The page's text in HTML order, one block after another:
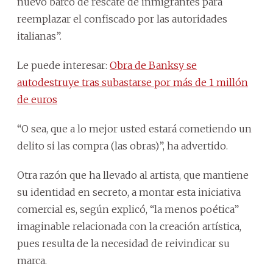
reemplazar el confiscado por las autoridades
italianas”.
Le puede interesar: Obra de Banksy se
autodestruye tras subastarse por más de 1 millón
de euros
“O sea, que a lo mejor usted estará cometiendo un
delito si las compra (las obras)”, ha advertido.
Otra razón que ha llevado al artista, que mantiene
su identidad en secreto, a montar esta iniciativa
comercial es, según explicó, “la menos poética”
imaginable relacionada con la creación artística,
pues resulta de la necesidad de reivindicar su
marca.